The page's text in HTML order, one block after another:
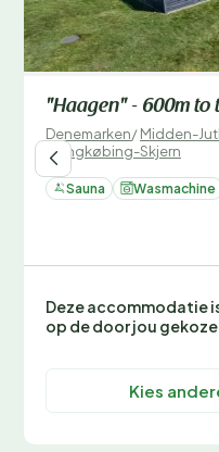
"Haagen" - 600m to
Denemarken/Midden-
/Ringkøbing-Skjern
Sauna Wasmachine
Deze accommodatie
op de door jou
Kies